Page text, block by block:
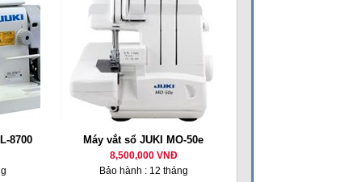
8700 Máy vắt sổ JUKI MO-50e
8,500,000 VNĐ
Bảo hành : 12 tháng